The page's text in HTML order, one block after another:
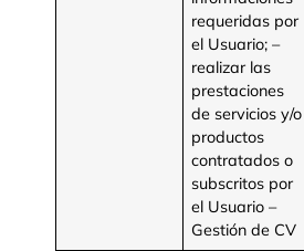
requeridas por
el Usuario; –
realizar las
prestaciones
de servicios y/o
productos
contratados o
subscritos por
el Usuario –
Gestión de CV